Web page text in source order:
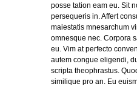
posse tation eam eu. Sit
persequeris in. Affert
maiestatis mnesarchum
omnesque nec. Corpora
eu. Vim at perfecto
autem congue eligendi,
scripta theophrastus.
similique pro an. Eu